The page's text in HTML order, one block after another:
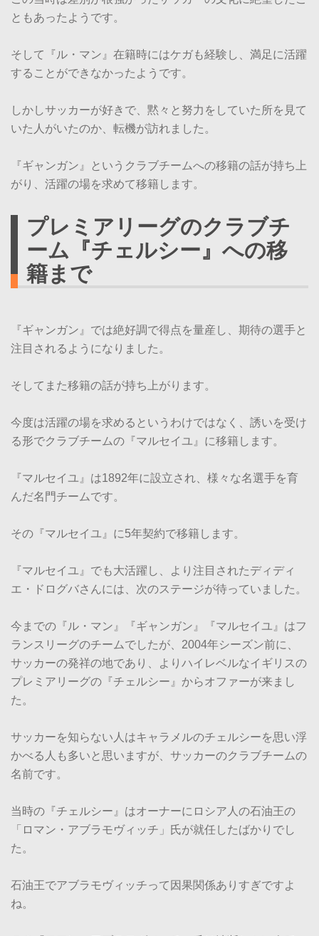
ともあったようです。
そして『ル・マン』在籍時にはケガも経験し、満足に活躍
することができなかったようです。
しかしサッカーが好きで、黙々と努力をしていた所を見て
いた人がいたのか、転機が訪れました。
『ギャンガン』というクラブチームへの移籍の話が持ち上
がり、活躍の場を求めて移籍します。
プレミアリーグのクラブチ
ーム『チェルシー』への移
籍まで
『ギャンガン』では絶好調で得点を量産し、期待の選手と
注目されるようになりました。
そしてまた移籍の話が持ち上がります。
今度は活躍の場を求めるというわけではなく、誘いを受け
る形でクラブチームの『マルセイユ』に移籍します。
『マルセイユ』は1892年に設立され、様々な名選手を育
んだ名門チームです。
その『マルセイユ』に5年契約で移籍します。
『マルセイユ』でも大活躍し、より注目されたディディ
エ・ドログバさんには、次のステージが待っていました。
今までの『ル・マン』『ギャンガン』『マルセイユ』はフ
ランスリーグのチームでしたが、2004年シーズン前に、
サッカーの発祥の地であり、よりハイレベルなイギリスの
プレミアリーグの『チェルシー』からオファーが来まし
た。
サッカーを知らない人はキャラメルのチェルシーを思い浮
かべる人も多いと思いますが、サッカーのクラブチームの
名前です。
当時の『チェルシー』はオーナーにロシア人の石油王の
「ロマン・アブラモヴィッチ」氏が就任したばかりでし
た。
石油王でアブラモヴィッチって因果関係ありすぎですよ
ね。